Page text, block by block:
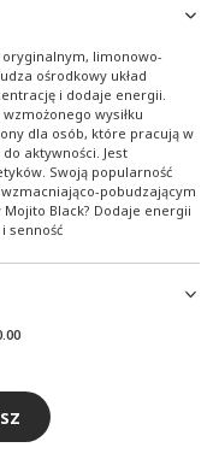
limonowo-
ośrodkowy układ
i dodaje energii.
wysiłku
dla osób, które pracują w
aktywności. Jest
Swoją popularność
pobudzającym
Mojito Black? Dodaje energii
senność